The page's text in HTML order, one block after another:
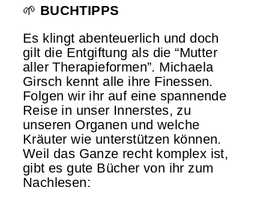
🌱 BUCHTIPPS
Es klingt abenteuerlich und doch
gilt die Entgiftung als die “Mutter
aller Therapieformen”. Michaela
Girsch kennt alle ihre Finessen.
Folgen wir ihr auf eine spannende
Reise in unser Innerstes, zu
unseren Organen und welche
Kräuter wie unterstützen können.
Weil das Ganze recht komplex ist,
gibt es gute Bücher von ihr zum
Nachlesen: